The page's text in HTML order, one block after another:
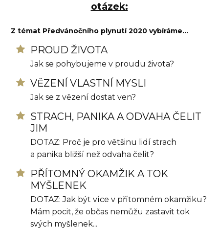
otázek:
Z témat Předvánočního plynutí 2020 vybíráme...
PROUD ŽIVOTA
Jak se pohybujeme v proudu života?
VĚZENÍ VLASTNÍ MYSLI
Jak se z vězení dostat ven?
STRACH, PANIKA A ODVAHA ČELIT
JIM
DOTAZ: Proč je pro většinu lidí strach
a panika bližší než odvaha čelit?
PŘÍTOMNÝ OKAMŽIK A TOK
MYŠLENEK
DOTAZ: Jak být více v přítomném okamžiku?
Mám pocit, že občas nemůžu zastavit tok
svých myšlenek...